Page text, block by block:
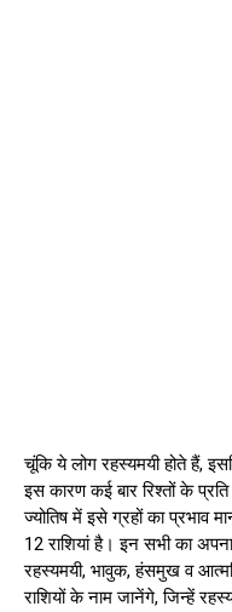
चूंकि ये लोग रहस्यमयी होते हैं,
इस कारण कई बार रिश्तों के प्रति
ज्योतिष में इसे ग्रहों का प्रभाव
12 राशियां है। इन सभी का
रहस्यमयी, भावुक, हंसमुख व
राशियों के नाम जानेंगे, जिन्हें